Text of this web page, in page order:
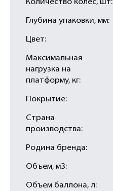
Количество колес, шт:
Глубина упаковки, мм:
Цвет:
Максимальная
нагрузка на
платформу, кг:
Покрытие:
Страна
производства:
Родина бренда:
Объем, м3:
Объем баллона, л: